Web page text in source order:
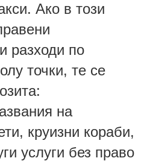
Ако в този
разходи по
точки, те се
на
круизни кораби,
услуги без право